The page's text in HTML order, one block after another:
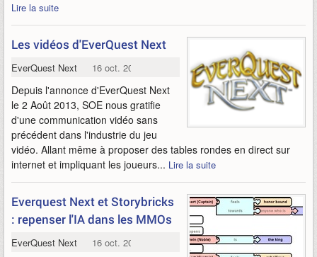
Lire la suite
Les vidéos d'EverQuest Next
EverQuest Next 16 oct. 2013
Depuis l'annonce d'EverQuest Next
le 2 Août 2013, SOE nous gratifie
d'une communication vidéo sans
précédent dans l'industrie du jeu
vidéo. Allant même à proposer des tables rondes en direct sur
internet et impliquant les joueurs... Lire la suite
Everquest Next et Storybricks
: repenser l'IA dans les MMOs
EverQuest Next 16 oct. 2013